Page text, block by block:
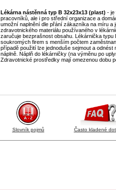
Lékárna nástěnná typ B 32x23x13 (plast) - je
pracovníků, ale i pro střední organizace a
umožní naplnění dle přání zákazníka na míru
zdravotnického materiálu používaného v
zaručuje bezprašnost obsahu. Lékárnička
soukromých firem s menším počtem
případě použití lze jednoduše sejmout a
náplně. Náplň do lékárničky (na výměnu po
Zdravotnické prostředky mají omezenou dobu
Slovník pojmů Často kladené